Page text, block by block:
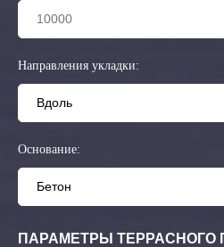
Направления укладки:
Основание:
ПАРАМЕТРЫ ТЕРРАСНОГО